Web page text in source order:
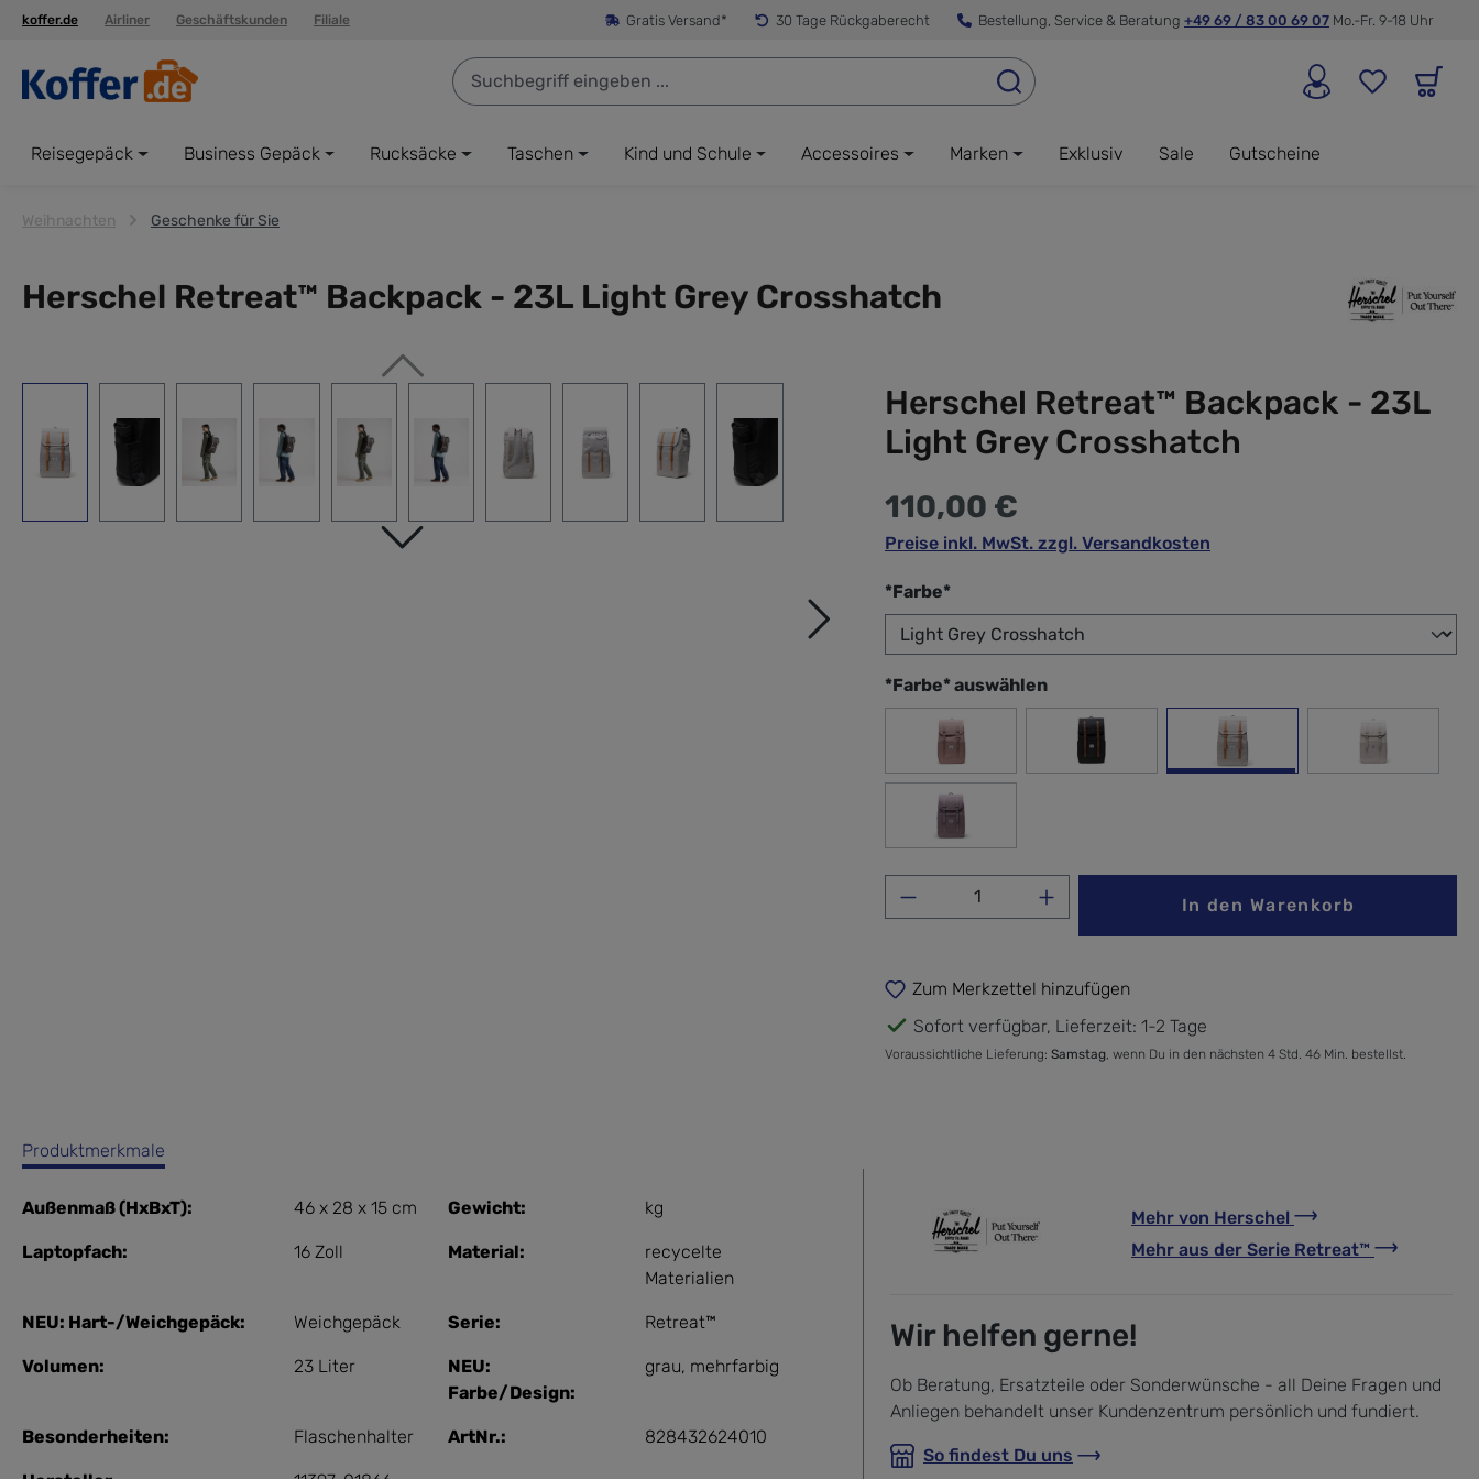
Zur Hauptnavigation springen
koffer.de Airliner Geschäftskunden Filiale Gratis Versand* 30 Tage Rückgaberecht Bestellung, Service & Beratung +49 69 / 83 00 69 07 Mo.-Fr. 9-18 Uhr
Reisegepäck Business Gepäck Rucksäcke Taschen Kind und Schule Accessoires Marken Exklusiv Sale Gutscheine
Weihnachten Geschenke für Sie
Herschel Retreat™ Backpack - 23L Light Grey Crosshatch
Herschel Retreat™ Backpack - 23L
Light Grey Crosshatch
110,00 €
Preise inkl. MwSt. zzgl. Versandkosten
*Farbe*auswählen
*Farbe* auswählen
Ash Rose Black Light Grey CrosshatchMoonbeam
Nirvana
Produkt Anzahl: Gib den gewünschten Wert ein
In den Warenkorb
Zum Merkzettel hinzufügen
Sofort verfügbar, Lieferzeit: 1-2 Tage
Voraussichtliche Lieferung: Samstag , wenn Du in den nächsten 4 Std. 46 Min. bestellst.
Produktmerkmale
Außenmaß (HxBxT): 46 x 28 x 15 cm Gewicht: kg
Laptopfach: 16 Zoll Material:
recycelte
Materialien
NEU: Hart-/Weichgepäck: Weichgepäck Serie: Retreat™
Volumen: 23 Liter
NEU:
Farbe/Design:
grau, mehrfarbig
Besonderheiten: Flaschenhalter ArtNr.: 828432624010
Mehr von Herschel
Mehr aus der Serie Retreat™
Wir helfen gerne!
Ob Beratung, Ersatzteile oder Sonderwünsche - all Deine Fragen und
Anliegen behandelt unser Kundenzentrum persönlich und fundiert.
So findest Du uns